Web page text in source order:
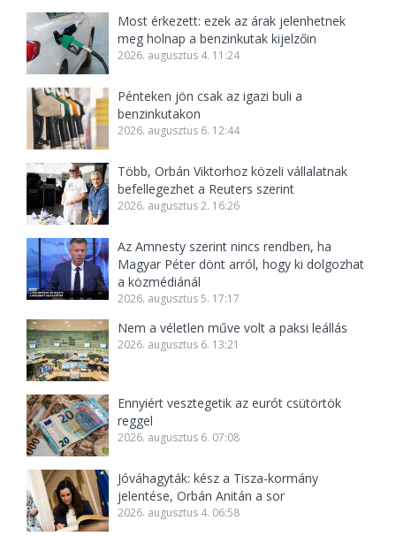
Most érkezett: ezek az árak jelenhetnek
meg holnap a benzinkutak kijelzőin
2026. augusztus 4. 11:24
Pénteken jön csak az igazi buli a
benzinkutakon
2026. augusztus 6. 12:44
Több, Orbán Viktorhoz közeli vállalatnak
befellegezhet a Reuters szerint
2026. augusztus 2. 16:26
Az Amnesty szerint nincs rendben, ha
Magyar Péter dönt arról, hogy ki dolgozhat
a közmédiánál
2026. augusztus 5. 17:17
Nem a véletlen műve volt a paksi leállás
2026. augusztus 6. 13:21
Ennyiért vesztegetik az eurót csütörtök
reggel
2026. augusztus 6. 07:08
Jóváhagyták: kész a Tisza-kormány
jelentése, Orbán Anitán a sor
2026. augusztus 4. 06:58